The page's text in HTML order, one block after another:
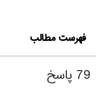
فهرست مطالب
79 پاسخ